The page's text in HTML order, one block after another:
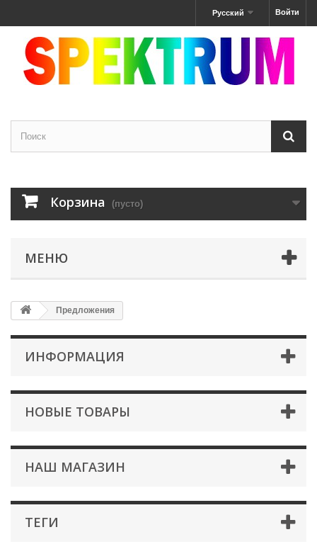
Войти
Русский
Корзина (пусто)
МЕНЮ
Предложения
ИНФОРМАЦИЯ
НОВЫЕ ТОВАРЫ
НАШ МАГАЗИН
ТЕГИ